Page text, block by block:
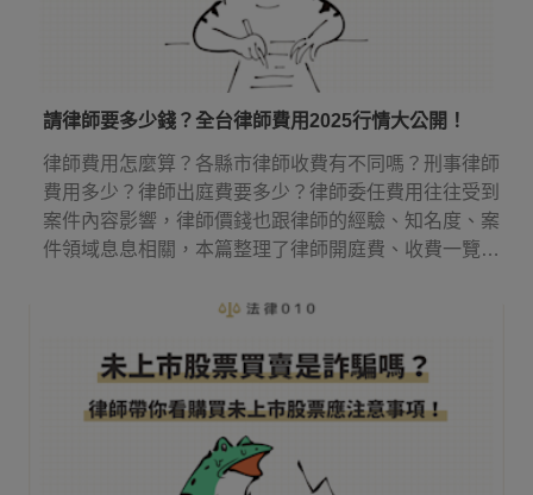
請律師要多少錢？全台律師費用2025行情大公開！
律師費用怎麼算？各縣市律師收費有不同嗎？刑事律師
費用多少？律師出庭費要多少？律師委任費用往往受到
案件內容影響，律師價錢也跟律師的經驗、知名度、案
件領域息息相關，本篇整理了律師開庭費、收費一覽表